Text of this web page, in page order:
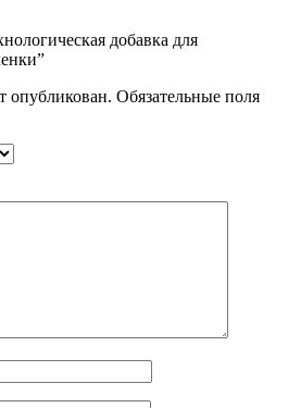
добавка для
опубликован. Обязательные поля